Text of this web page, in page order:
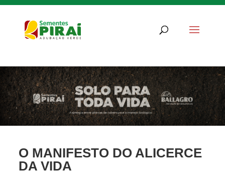
O MANIFESTO DO ALICERCE
DA VIDA